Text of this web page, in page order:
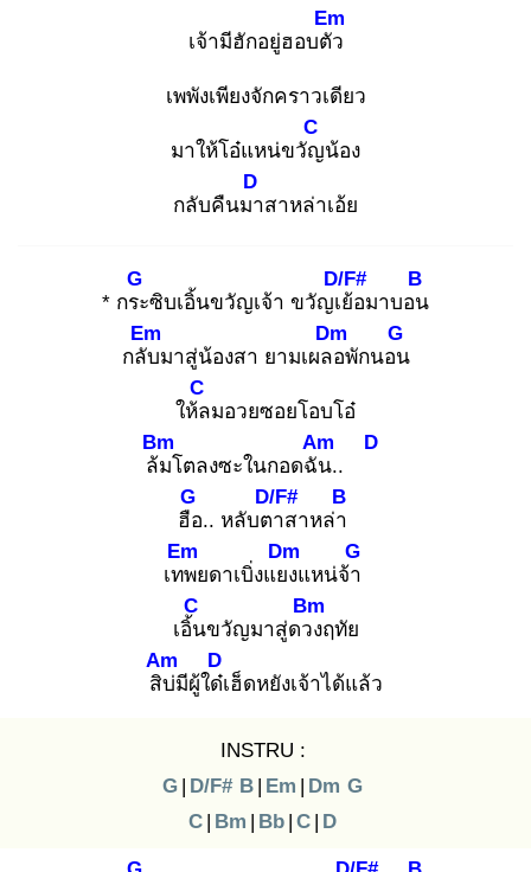
เจ้ามีฮักอยู่ฮอบตัว
Em
เพพังเพียงจักคราวเดียว
มาให้โอ๋แหน่ขวัญ
C
น้อง
กลับคืนมา
D
สาหล่าเอ้ย
* กระ
G
ซิบเอิ้นขวัญเจ้า ขวัญเย้
D/F#
อมาบอน
B
กลับ
Em
มาสู่น้องสา ยามเผลอ
Dm
พักนอน
G
ให้ล
C
มอวยซอยโอบโอ๋
ล้ม
Bm
โตลงซะในกอดฉัน
Am
..
D
ฮือ
G
.. หลับตา
D/F#
สาหล่า
B
เทพ
Em
ยดาเบิ่งแยง
Dm
แหน่จ้า
G
เอิ้น
C
ขวัญมาสู่ดวง
Bm
ฤทัย
สิบ่
Am
มีผู้ใด๋เ
D
ฮ็ดหยังเจ้าได้แล้ว
INSTRU :
G | D/F# B | Em | Dm G
C | Bm | Bb | C | D